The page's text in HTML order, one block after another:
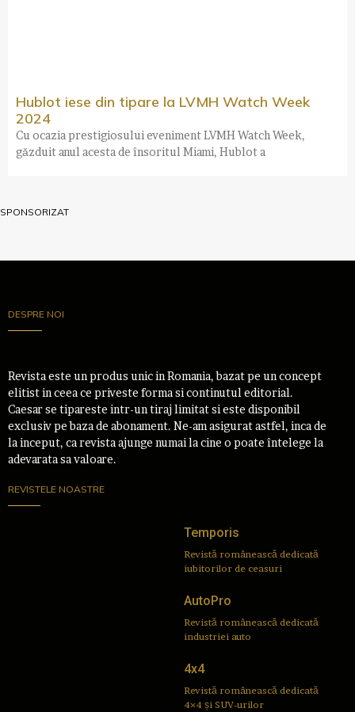
Hublot iese din tipare la LVMH Watch Week
2024
Cu ocazia prestigiosului eveniment LVMH Watch Week,
găzduit anul acesta de însoritul Miami, Hublot a
SPONSORIZAT
DESPRE NOI
Revista este un produs unic in Romania, bazat pe un concept
elitist in ceea ce priveste forma si continutul editorial.
Caesar se tipareste intr-un tiraj limitat si este disponibil
exclusiv pe baza de abonament. Ne-am asigurat astfel, inca de
la inceput, ca revista ajunge numai la cine o poate întelege la
adevarata sa valoare.
REVISTELE NOASTRE
Temporis
Revistă românească dedicată
iubitorilor de ceasuri
AutoPro
Revistă românească dedicată
industriei auto
4x4
Revistă românească dedicată
4×4 și SUV-urilor